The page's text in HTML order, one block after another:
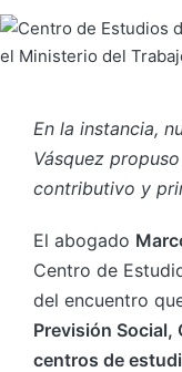
En la instancia,
Vásquez
contributivo y
El abogado
Centro de
del encuentro
Previsión Social,
centros de